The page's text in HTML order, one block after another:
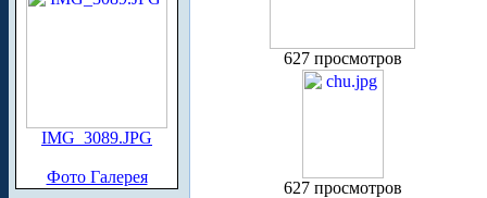
IMG_3089.JPG
Фото Галерея
627 просмотров
627 просмотров